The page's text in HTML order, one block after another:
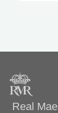
Real